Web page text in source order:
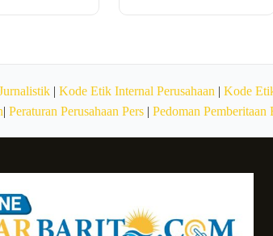
| Kode Etik Internal Perusahaan | Kode
| Peraturan Perusahaan Pers| Pedoman Pemberitaan